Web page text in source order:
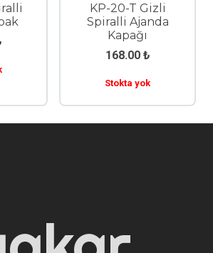
KP-20-T Gizli
Spiralli Ajanda
Kapağı
168.00 ₺
Stokta yok